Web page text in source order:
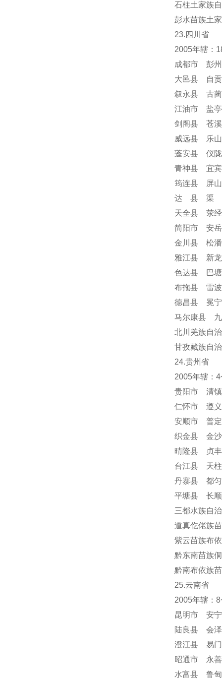
石柱土家族
彭水苗族土
23.四川省
2005年辖：
成都市 彭
大邑县 自
叙永县 古
江油市 盐
剑阁县 苍
威远县 乐
蓬安县 仪
青神县 宜
筠连县 屏
达 县 渠
天全县 荥
简阳市 安
金川县 松
雅江县 新
色达县 巴
布拖县 雷
德昌县 冕
马尔康县
北川羌族自
甘孜藏族自
24.贵州省
2005年辖：
贵阳市 清
仁怀市 遵
安顺市 普
织金县 金
晴隆县 贞
台江县 天
丹寨县 都
平塘县 长
三都水族自
道真仡佬族
紫云苗族布
黔东南苗族
黔南布依族
25.云南省
2005年辖：
昆明市 安
陆良县 会
澄江县 易
昭通市 永
水富县 鲁